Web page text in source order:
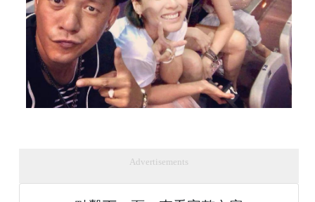
Advertisements